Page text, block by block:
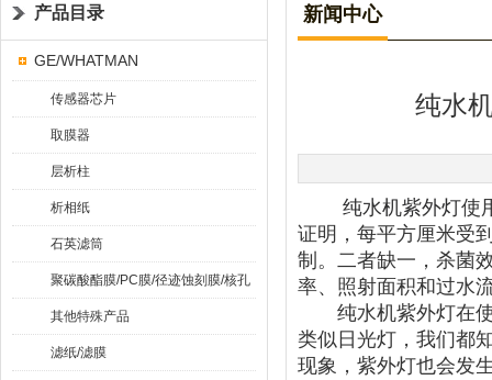
产品目录
GE/WHATMAN
传感器芯片
取膜器
层析柱
析相纸
石英滤筒
聚碳酸酯膜/PC膜/径迹蚀刻膜/核孔
膜
其他特殊产品
滤纸/滤膜
新闻中心
纯水
纯水机紫外灯使
证明，每平方厘米受
制。二者缺一，杀菌
率、照射面积和过水
纯水机紫外灯在使
类似日光灯，我们都
现象，紫外灯也会发